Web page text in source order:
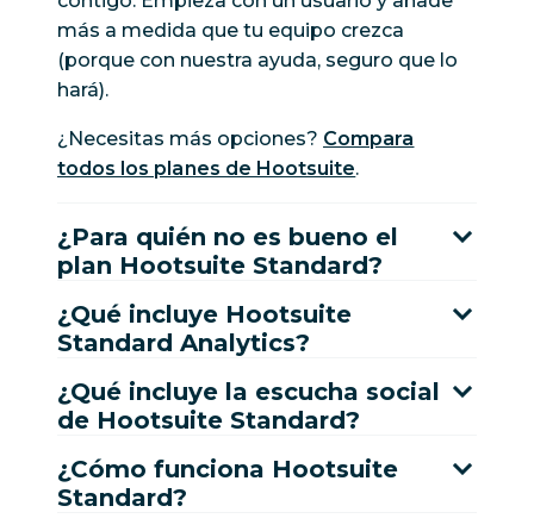
más a medida que tu equipo crezca
(porque con nuestra ayuda, seguro que lo
hará).
¿Necesitas más opciones? Compara
todos los planes de Hootsuite.
¿Para quién no es bueno el
plan Hootsuite Standard?
¿Qué incluye Hootsuite
Standard Analytics?
¿Qué incluye la escucha social
de Hootsuite Standard?
¿Cómo funciona Hootsuite
Standard?